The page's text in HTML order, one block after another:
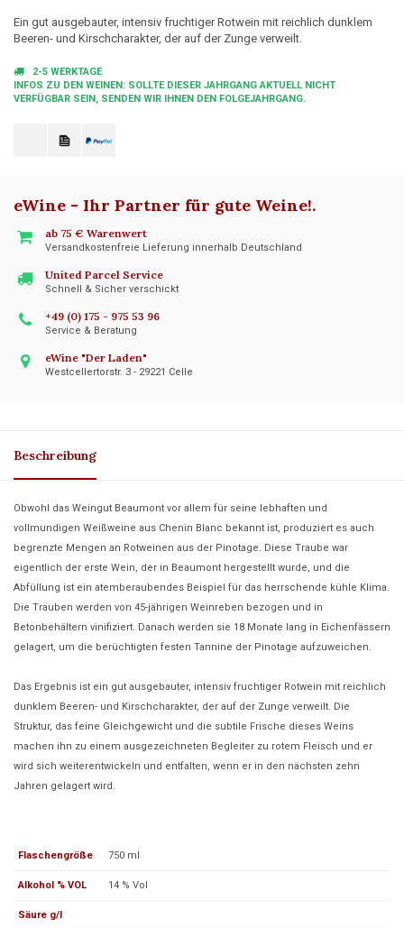
Ein gut ausgebauter, intensiv fruchtiger Rotwein mit reichlich dunklem
Beeren- und Kirschcharakter, der auf der Zunge verweilt.
2-5 WERKTAGE
INFOS ZU DEN WEINEN: SOLLTE DIESER JAHRGANG AKTUELL NICHT
VERFÜGBAR SEIN, SENDEN WIR IHNEN DEN FOLGEJAHRGANG.
eWine - Ihr Partner für gute Weine!.
ab 75 € Warenwert
Versandkostenfreie Lieferung innerhalb Deutschland
United Parcel Service
Schnell & Sicher verschickt
+49 (0) 175 - 975 53 96
Service & Beratung
eWine "Der Laden"
Westcellertorstr. 3 - 29221 Celle
Beschreibung
Obwohl das Weingut Beaumont vor allem für seine lebhaften und
vollmundigen Weißweine aus Chenin Blanc bekannt ist, produziert es auch
begrenzte Mengen an Rotweinen aus der Pinotage. Diese Traube war
eigentlich der erste Wein, der in Beaumont hergestellt wurde, und die
Abfüllung ist ein atemberaubendes Beispiel für das herrschende kühle Klima.
Die Trauben werden von 45-jährigen Weinreben bezogen und in
Betonbehältern vinifiziert. Danach werden sie 18 Monate lang in Eichenfässern
gelagert, um die berüchtigten festen Tannine der Pinotage aufzuweichen.
Das Ergebnis ist ein gut ausgebauter, intensiv fruchtiger Rotwein mit reichlich
dunklem Beeren- und Kirschcharakter, der auf der Zunge verweilt. Die
Struktur, das feine Gleichgewicht und die subtile Frische dieses Weins
machen ihn zu einem ausgezeichneten Begleiter zu rotem Fleisch und er
wird sich weiterentwickeln und entfalten, wenn er in den nächsten zehn
Jahren gelagert wird.
Flaschengröße 750 ml
Alkohol % VOL 14 % Vol
Säure g/l